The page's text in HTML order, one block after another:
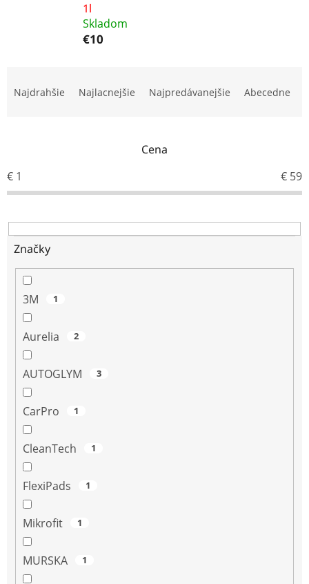
1l
Skladom
€10
p
r
d
u
Najdrahšie Najlacnejšie Najpredávanejšie Abecedne
Cena
€ 1 € 59
Značky
3M 1
Aurelia 2
AUTOGLYM 3
CarPro 1
CleanTech 1
FlexiPads 1
Mikrofit 1
MURSKA 1